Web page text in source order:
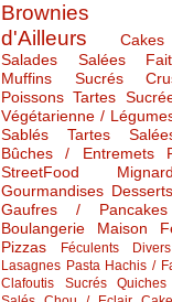
Brownies
d'Ailleurs
Salades Salées
Muffins Sucrés
Poissons Tartes
Végétarienne /
Sablés
Tartes
Bûches / Entremets
StreetFood
Gourmandises Desserts
Gaufres /
Boulangerie Maison
Pizzas
Féculents Divers
Lasagnes Pasta Hachis /
Clafoutis Sucrés